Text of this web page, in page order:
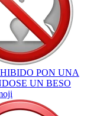
PON UNA
UN BESO